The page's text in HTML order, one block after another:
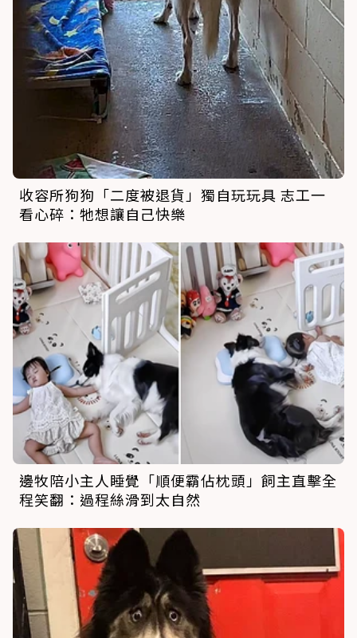
收容所狗狗「二度被退貨」獨自玩玩具 志工一
看心碎：牠想讓自己快樂
邊牧陪小主人睡覺「順便霸佔枕頭」飼主直擊全
程笑翻：過程絲滑到太自然